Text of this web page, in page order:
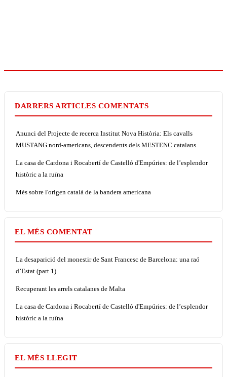
DARRERS ARTICLES COMENTATS
Anunci del Projecte de recerca Institut Nova Història: Els cavalls
MUSTANG nord-americans, descendents dels MESTENC catalans
La casa de Cardona i Rocabertí de Castelló d'Empúries: de l’esplendor
històric a la ruïna
Més sobre l'origen català de la bandera americana
EL MÉS COMENTAT
La desaparició del monestir de Sant Francesc de Barcelona: una raó
d’Estat (part 1)
Recuperant les arrels catalanes de Malta
La casa de Cardona i Rocabertí de Castelló d'Empúries: de l’esplendor
històric a la ruïna
EL MÉS LLEGIT